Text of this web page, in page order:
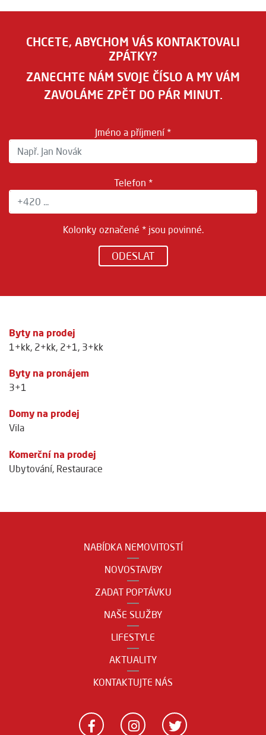
CHCETE, ABYCHOM VÁS KONTAKTOVALI
ZPÁTKY?
ZANECHTE NÁM SVOJE ČÍSLO A MY VÁM
ZAVOLÁME ZPĚT DO PÁR MINUT.
Jméno a příjmení *
Telefon *
Kolonky označené * jsou povinné.
ODESLAT
Byty na prodej
1+kk, 2+kk, 2+1, 3+kk
Byty na pronájem
3+1
Domy na prodej
Vila
Komerční na prodej
Ubytování, Restaurace
NABÍDKA NEMOVITOSTÍ
NOVOSTAVBY
ZADAT POPTÁVKU
NAŠE SLUŽBY
LIFESTYLE
AKTUALITY
KONTAKTUJTE NÁS